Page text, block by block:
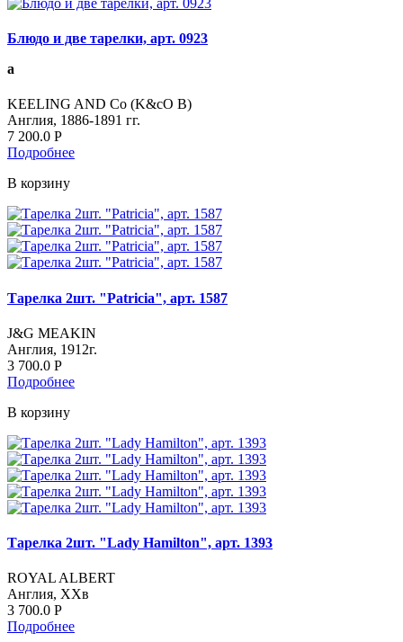
Блюдо и две тарелки, арт. 0923
а
KEELING AND Co (K&cO B)
Англия, 1886-1891 гг.
7 200.0 Р
Подробнее
В корзину
Тарелка 2шт. "Patricia", арт. 1587
J&G MEAKIN
Англия, 1912г.
3 700.0 Р
Подробнее
В корзину
Тарелка 2шт. "Lady Hamilton", арт. 1393
ROYAL ALBERT
Англия, ХХв
3 700.0 Р
Подробнее